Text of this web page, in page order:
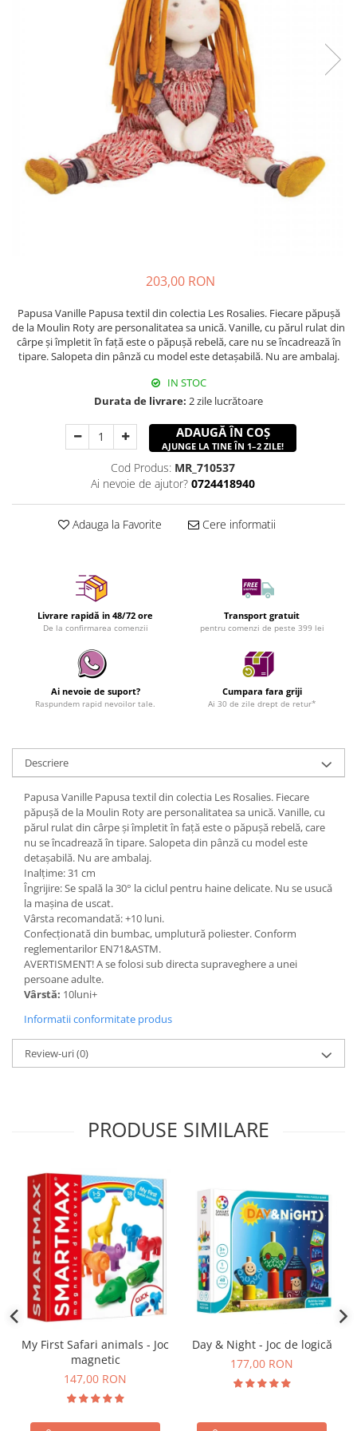
203,00 RON
Papusa Vanille Papusa textil din colectia Les Rosalies. Fiecare păpușă
de la Moulin Roty are personalitatea sa unică. Vanille, cu părul rulat din
cârpe și împletit în față este o păpușă rebelă, care nu se încadrează în
tipare. Salopeta din pânză cu model este detașabilă. Nu are ambalaj.
IN STOC
Durata de livrare: 2 zile lucrătoare
ADAUGĂ ÎN COȘ
AJUNGE LA TINE ÎN 1–2 ZILE!
Cod Produs: MR_710537
Ai nevoie de ajutor? 0724418940
Adauga la Favorite Cere informatii
Livrare rapidă in 48/72 ore
De la confirmarea comenzii
Transport gratuit
pentru comenzi de peste 399 lei
Ai nevoie de suport?
Raspundem rapid nevoilor tale.
Cumpara fara griji
Ai 30 de zile drept de retur*
Descriere
Papusa Vanille Papusa textil din colectia Les Rosalies. Fiecare
păpușă de la Moulin Roty are personalitatea sa unică. Vanille, cu
părul rulat din cârpe și împletit în față este o păpușă rebelă, care
nu se încadrează în tipare. Salopeta din pânză cu model este
detașabilă. Nu are ambalaj.
Inalțime: 31 cm
Îngrijire: Se spală la 30° la ciclul pentru haine delicate. Nu se usucă
la mașina de uscat.
Vârsta recomandată: +10 luni.
Confecţionată din bumbac, umplutură poliester. Conform
reglementarilor EN71&ASTM.
AVERTISMENT! A se folosi sub directa supraveghere a unei
persoane adulte.
Vârstă: 10luni+
Informatii conformitate produs
Review-uri(0)
PRODUSE SIMILARE
My First Safari animals - Joc
magnetic
147,00 RON
Day & Night - Joc de logică
177,00 RON